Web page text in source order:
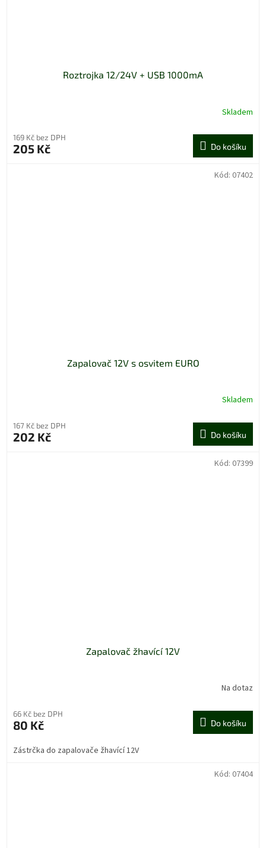
Roztrojka 12/24V + USB 1000mA
Skladem
169 Kč bez DPH
205 Kč Do košíku
Zapalovač 12V s osvitem EURO
Skladem
167 Kč bez DPH
202 Kč Do košíku
Kód: 07402
Zapalovač žhavící 12V
Na dotaz
66 Kč bez DPH
80 Kč Do košíku
Zástrčka do zapalovače žhavící 12V
Kód: 07399
Kód: 07404